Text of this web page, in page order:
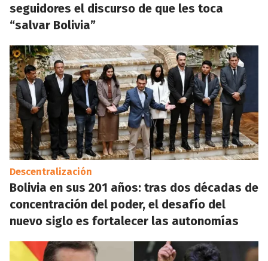
seguidores el discurso de que les toca
“salvar Bolivia”
Descentralización
Bolivia en sus 201 años: tras dos décadas de
concentración del poder, el desafío del
nuevo siglo es fortalecer las autonomías